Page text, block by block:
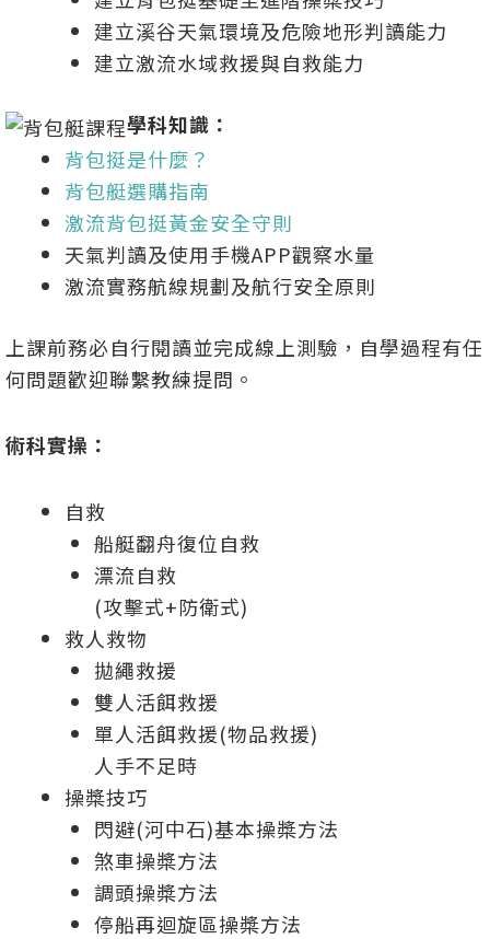
建立溪谷天氣環境及危險地形判讀能力
建立激流水域救援與自救能力
學科知識：
背包挺是什麼？
背包艇選購指南
激流背包挺黃金安全守則
天氣判讀及使用手機APP觀察水量
激流實務航線規劃及航行安全原則
上課前務必自行閱讀並完成線上測驗，自學過程有任
何問題歡迎聯繫教練提問。
術科實操：
自救
船艇翻舟復位自救
漂流自救
(攻擊式+防衛式)
救人救物
拋繩救援
雙人活餌救援
單人活餌救援(物品救援)
人手不足時
操槳技巧
閃避(河中石)基本操槳方法
煞車操槳方法
調頭操槳方法
停船再迴旋區操槳方法